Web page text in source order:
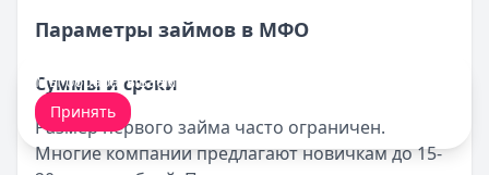
Параметры займов в МФО
Суммы и сроки
Размер первого займа часто ограничен.
Многие компании предлагают новичкам до 15-
Мы обрабатываем ваши
Принять